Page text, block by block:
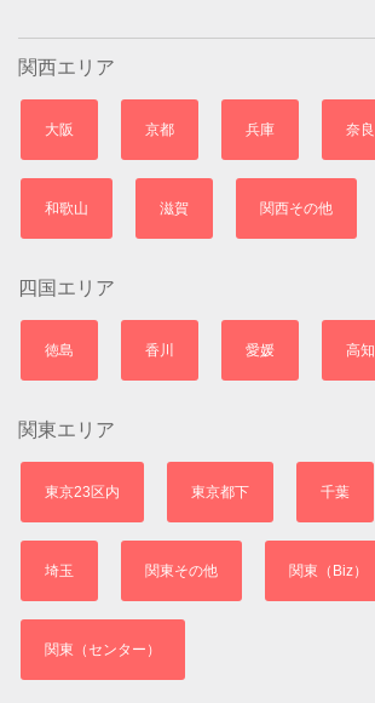
関西エリア
大阪 京都 兵庫 奈良
和歌山 滋賀 関西その他
四国エリア
徳島 香川 愛媛 高知
関東エリア
東京23区内 東京都下 千葉
埼玉 関東その他 関東（Biz）
関東（センター）